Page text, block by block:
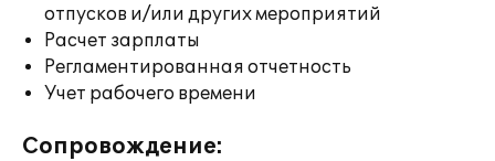
отпусков и/или других мероприятий
Расчет зарплаты
Регламентированная отчетность
Учет рабочего времени
Сопровождение: